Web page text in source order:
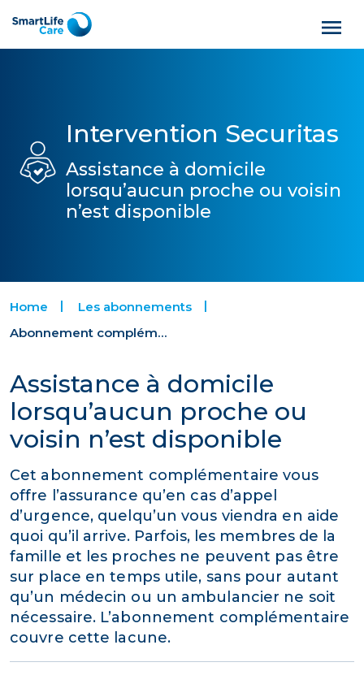
Intervention Securitas
Assistance à domicile
lorsqu’aucun proche ou voisin
n’est disponible
Home
Les abonnements
Abonnement complémentaire Securitas
Assistance à domicile
lorsqu’aucun proche ou
voisin n’est disponible
Cet abonnement complémentaire vous
offre l’assurance qu’en cas d’appel
d’urgence, quelqu’un vous viendra en aide
quoi qu’il arrive. Parfois, les membres de la
famille et les proches ne peuvent pas être
sur place en temps utile, sans pour autant
qu’un médecin ou un ambulancier ne soit
nécessaire. L’abonnement complémentaire
couvre cette lacune.